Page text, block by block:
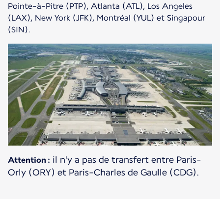
Pointe-à-Pitre (PTP), Atlanta (ATL), Los Angeles
(LAX), New York (JFK), Montréal (YUL) et Singapour
(SIN).
Attention : il n'y a pas de transfert entre Paris-
Orly (ORY) et Paris-Charles de Gaulle (CDG).